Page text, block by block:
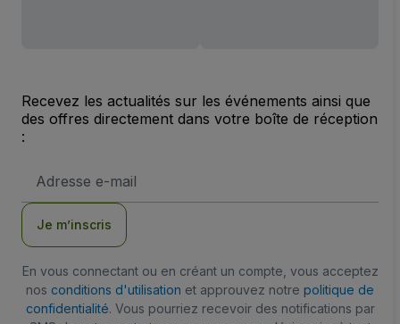
Recevez les actualités sur les événements ainsi que
des offres directement dans votre boîte de réception
:
e-
Je m’inscris
En vous connectant ou en créant un compte, vous acceptez
nos conditions d'utilisation et approuvez notre politique de
confidentialité. Vous pourriez recevoir des notifications par